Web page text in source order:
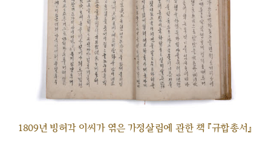
1809년 빙허각 이씨가 엮은 가정살림에 관한 책 『규합총서』